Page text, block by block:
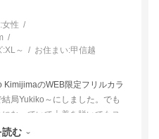
女性
:XL～ お住まい:甲信越
KimijimaのWEB限定フリルカラ
局Yukiko～にしました。でも
なっていて上着を脱いでもス
ました。決め手はYukiko～の
読む